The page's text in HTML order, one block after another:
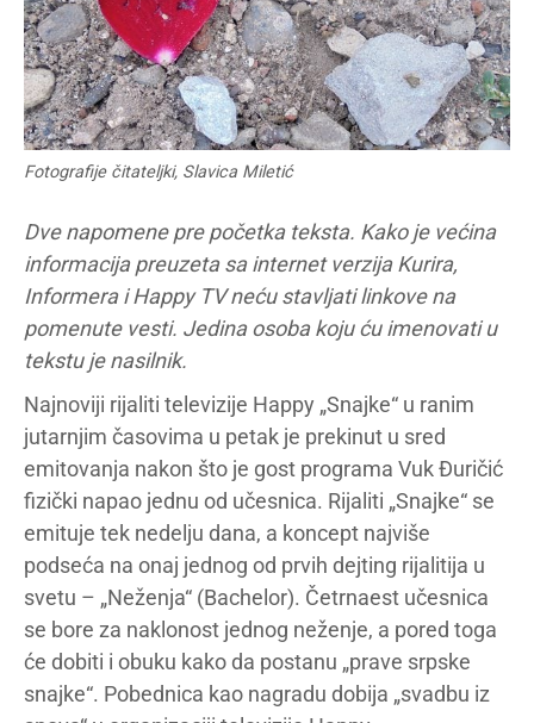
Fotografije čitateljki, Slavica Miletić
Dve napomene pre početka teksta. Kako je većina
informacija preuzeta sa internet verzija Kurira,
Informera i Happy TV neću stavljati linkove na
pomenute vesti. Jedina osoba koju ću imenovati u
tekstu je nasilnik.
Najnoviji rijaliti televizije Happy „Snajke“ u ranim
jutarnjim časovima u petak je prekinut u sred
emitovanja nakon što je gost programa Vuk Đuričić
fizički napao jednu od učesnica. Rijaliti „Snajke“ se
emituje tek nedelju dana, a koncept najviše
podseća na onaj jednog od prvih dejting rijalitija u
svetu – „Neženja“ (Bachelor). Četrnaest učesnica
se bore za naklonost jednog neženje, a pored toga
će dobiti i obuku kako da postanu „prave srpske
snajke“. Pobednica kao nagradu dobija „svadbu iz